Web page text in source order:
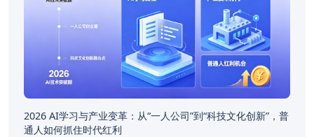
2026 AI学习与产业变革：从“一人公司”到“科技文化创新”，普
通人如何抓住时代红利